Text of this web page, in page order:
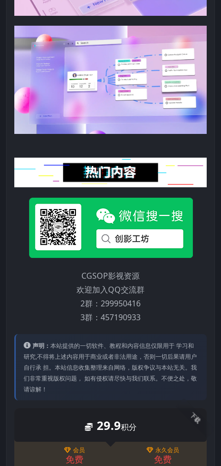
CGSOP影视资源
欢迎加入QQ交流群
2群：299950416
3群：457190933
声明： 本站提供的⼀切软件、教程和内容信息仅限⽤于 学习和
研究,不得将上述内容⽤于商业或者⾮法⽤途，否则⼀切后果请⽤户
⾃⾏承 担。本站信息收集整理来⾃⽹络，版权争议与本站⽆关。我
们⾮常重视版权问题， 如有侵权请尽快与我们联系。不便之处，敬
请谅解！
下载
29.9积分
会员
免费
永久会员
免费